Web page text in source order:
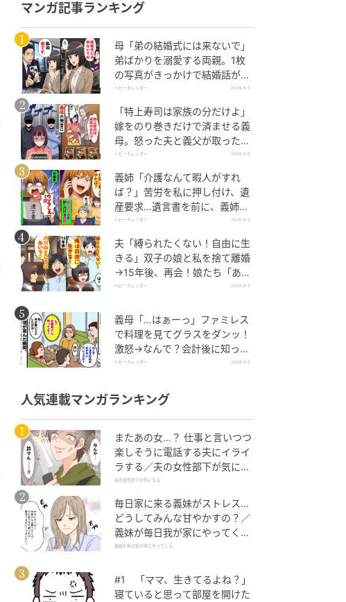
マンガ記事ランキング
母「弟の結婚式には来ないで」
弟ばかりを溺愛する両親。1枚
の写真がきっかけで結婚話がな
くなったワケ
ベビーカレンダー 2026.8.5
「特上寿司は家族の分だけよ」
嫁をのり巻きだけで済ませる義
母。怒った夫と義父が取った行
動とは
ベビーカレンダー 2026.8.5
義姉「介護なんて暇人がすれ
ば？」苦労を私に押し付け、遺
産要求…遺言書を前に、義姉が
顔面蒼白のワケ
ベビーカレンダー 2026.8.5
夫「縛られたくない！自由に生
きる」双子の娘と私を捨て離婚
→15年後、再会！娘たち「あん
た誰？」論破された元夫は
ベビーカレンダー 2026.8.5
義母「…はぁーっ」ファミレス
で料理を見てグラスをダンッ！
激怒→なんで？会計後に知った
暗黙のルール
ベビーカレンダー 2026.8.5
人気連載マンガランキング
またあの女…？ 仕事と言いつつ
楽しそうに電話する夫にイライ
ラする／夫の女性部下が気にな
る（1）【夫婦の危機 まんが】
夫の女性部下が気になる
毎日家に来る義妹がストレス…
どうしてみんな甘やかすの？／
義妹が毎日我が家にやってくる
（1）【義父母がシンドイんで
義妹が毎日我が家にやってくる
#1 「ママ、生きてるよね？」
寝ていると思って部屋を開けた